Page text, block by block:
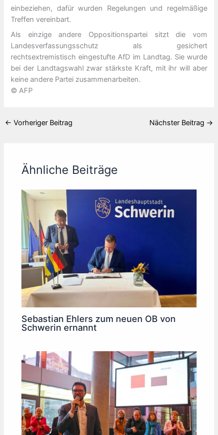
einbeziehen, dafür wurden Regelungen und regelmäßige
Treffen vereinbart.
Als einzige andere Oppositionspartei sitzt die vom
Landesverfassungsschutz als gesichert
rechtsextremistisch eingestufte AfD im Landtag. Sie wurde
bei der Landtagswahl zwar stärkste Kraft, mit ihr will aber
keine andere Partei zusammenarbeiten.
© AFP
← Vorheriger Beitrag Nächster Beitrag →
Ähnliche Beiträge
Sebastian Ehlers zum neuen OB von
Schwerin ernannt